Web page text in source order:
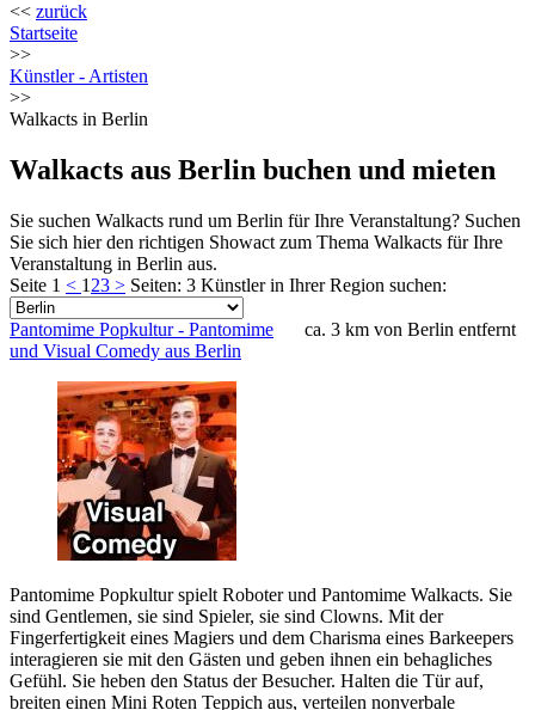
<< zurück
Startseite
>>
Künstler - Artisten
>>
Walkacts in Berlin
Walkacts aus Berlin buchen und mieten
Sie suchen Walkacts rund um Berlin für Ihre Veranstaltung? Suchen
Sie sich hier den richtigen Showact zum Thema Walkacts für Ihre
Veranstaltung in Berlin aus.
Seite 1 < 1 23 > Seiten: 3 Künstler in Ihrer Region suchen:
ca. 3 km von Berlin entfernt
Pantomime Popkultur - Pantomime
und Visual Comedy aus Berlin
Pantomime Popkultur spielt Roboter und Pantomime Walkacts. Sie
sind Gentlemen, sie sind Spieler, sie sind Clowns. Mit der
Fingerfertigkeit eines Magiers und dem Charisma eines Barkeepers
interagieren sie mit den Gästen und geben ihnen ein behagliches
Gefühl. Sie heben den Status der Besucher. Halten die Tür auf,
breiten einen Mini Roten Teppich aus, verteilen nonverbale